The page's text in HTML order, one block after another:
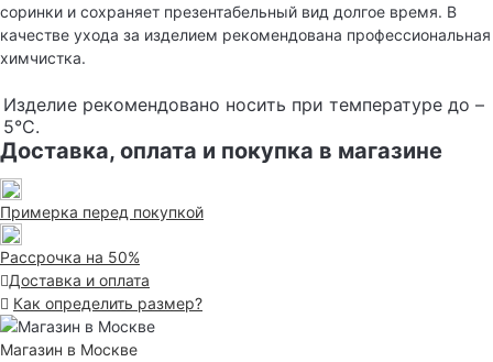
соринки и сохраняет презентабельный вид долгое время. В
качестве ухода за изделием рекомендована профессиональная
химчистка.
Изделие рекомендовано носить при температуре до –
5°С.
Доставка, оплата и покупка в магазине
Примерка перед покупкой
Рассрочка на 50%
Доставка и оплата
Как определить размер?
Магазин в Москве